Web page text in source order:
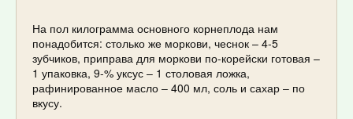
На пол килограмма основного корнеплода нам
понадобится: столько же моркови, чеснок – 4-5
зубчиков, приправа для моркови по-корейски готовая –
1 упаковка, 9-% уксус – 1 столовая ложка,
рафинированное масло – 400 мл, соль и сахар – по
вкусу.